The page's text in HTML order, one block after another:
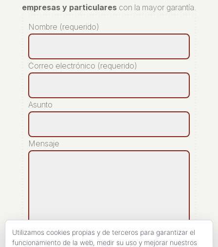
empresas y particularescon la mayor garantía.
Nombre (requerido)
Correo electrónico (requerido)
Asunto
Mensaje
Utilizamos cookies propias y de terceros para garantizar el
funcionamiento de la web, medir su uso y mejorar nuestros